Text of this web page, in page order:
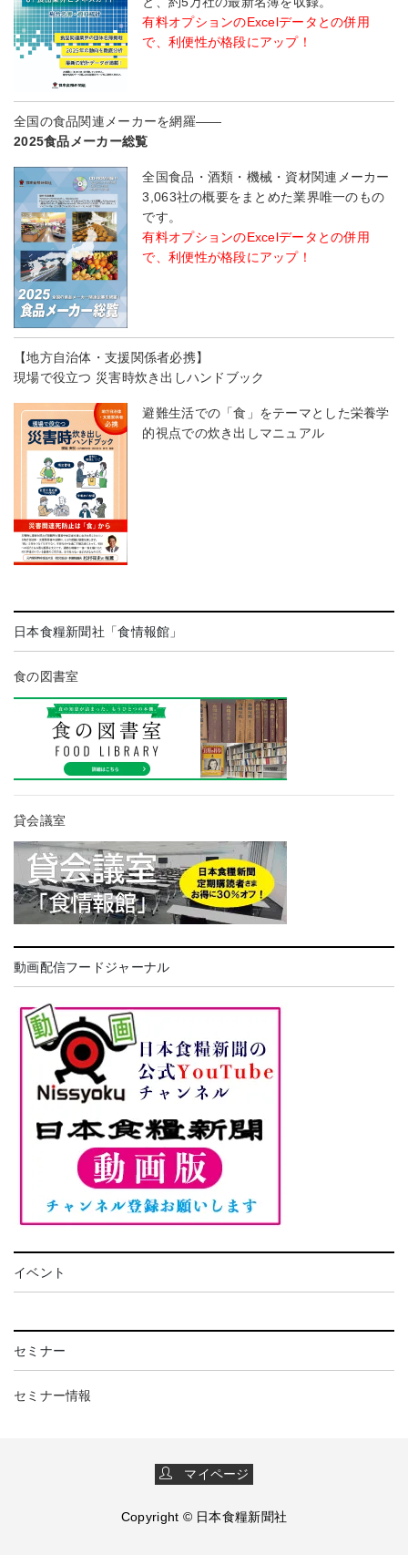
有料オプションのExcelデータとの併用
で、利便性が格段にアップ！
全国の食品関連メーカーを網羅――
2025食品メーカー総覧
全国食品・酒類・機械・資材関連メーカー
3,063社の概要をまとめた業界唯一のもの
です。
有料オプションのExcelデータとの併用
で、利便性が格段にアップ！
【地方自治体・支援関係者必携】
現場で役立つ 災害時炊き出しハンドブック
避難生活での「食」をテーマとした栄養学
的視点での炊き出しマニュアル
日本食糧新聞社「食情報館」
食の図書室
貸会議室
動画配信フードジャーナル
イベント
セミナー
セミナー情報
マイページ
Copyright © 日本食糧新聞社